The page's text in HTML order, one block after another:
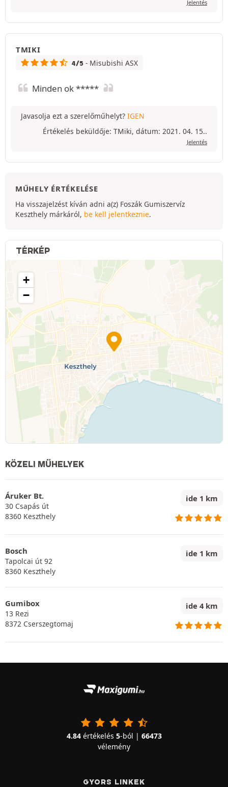
Jelentés
TMIKI
4/5 - Misubishi ASX
Minden ok *****
Javasolja ezt a szerelőműhelyt? IGEN
Értékelés beküldője: TMiki, dátum: 2021. 04. 15..
Jelentés
MŰHELY ÉRTÉKELÉSE
Ha visszajelzést kíván adni a(z) Foszák Gumiszervíz
Keszthely márkáról, be kell jelentkeznie.
TÉRKÉP
+
−
KÖZELI MŰHELYEK
Áruker Bt.
30 Csapás út
8360 Keszthely
ide 1 km
Bosch
Tapolcai út 92
8360 Keszthely
ide 1 km
Gumibox
13 Rezi
8372 Cserszegtomaj
ide 4 km
4.84értékelés 5-ból | 66473
vélemény
GYORS LINKEK